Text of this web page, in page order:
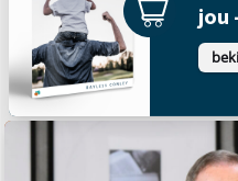
jou